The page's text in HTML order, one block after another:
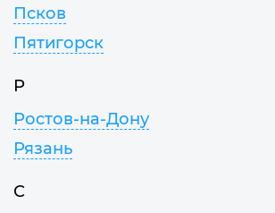
Псков
Пятигорск
Р
Ростов-на-Дону
Рязань
С